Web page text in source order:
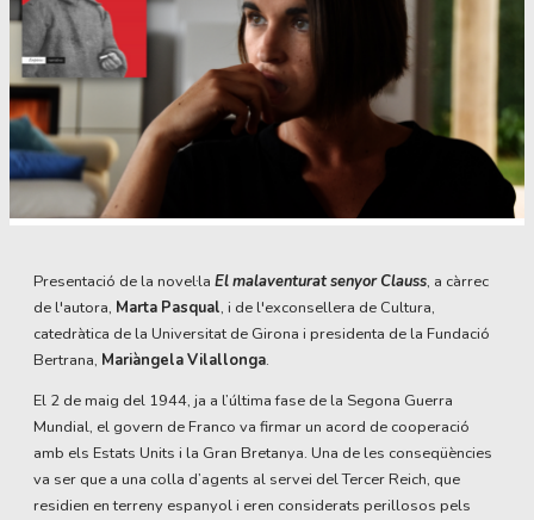
Presentació de la novel·la El malaventurat senyor Clauss, a càrrec
de l'autora, Marta Pasqual, i de l'exconsellera de Cultura,
catedràtica de la Universitat de Girona i presidenta de la Fundació
Bertrana, Mariàngela Vilallonga.
El 2 de maig del 1944, ja a l’última fase de la Segona Guerra
Mundial, el govern de Franco va firmar un acord de cooperació
amb els Estats Units i la Gran Bretanya. Una de les conseqüències
va ser que a una colla d’agents al servei del Tercer Reich, que
residien en terreny espanyol i eren considerats perillosos pels